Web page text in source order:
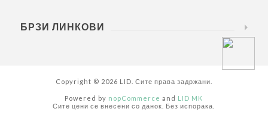
БРЗИ ЛИНКОВИ
Copyright © 2026 LID. Сите права задржани.
Powered by nopCommerce and LID MK
Сите цени се внесени со данок. Без испорака.